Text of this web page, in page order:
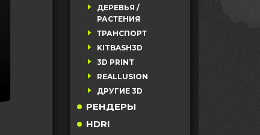
ДЕРЕВЬЯ /
РАСТЕНИЯ
ТРАНСПОРТ
KITBASH3D
3D PRINT
REALLUSION
ДРУГИЕ 3D
РЕНДЕРЫ
HDRI